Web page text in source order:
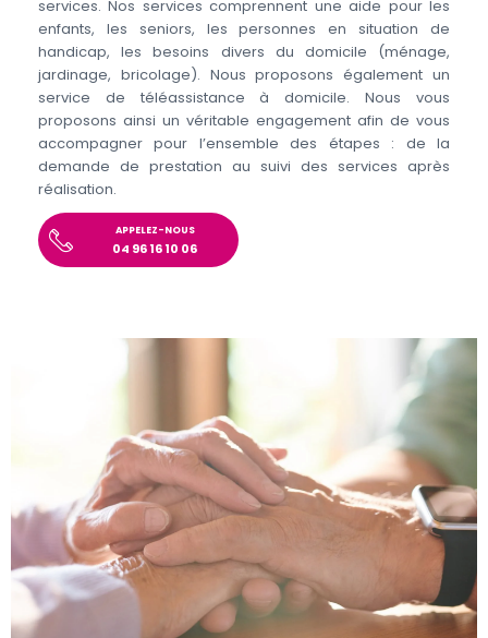
services. Nos services comprennent une aide pour les
enfants, les seniors, les personnes en situation de
handicap, les besoins divers du domicile (ménage,
jardinage, bricolage). Nous proposons également un
service de téléassistance à domicile. Nous vous
proposons ainsi un véritable engagement afin de vous
accompagner pour l’ensemble des étapes : de la
demande de prestation au suivi des services après
réalisation.
APPELEZ-NOUS
04 96 16 10 06